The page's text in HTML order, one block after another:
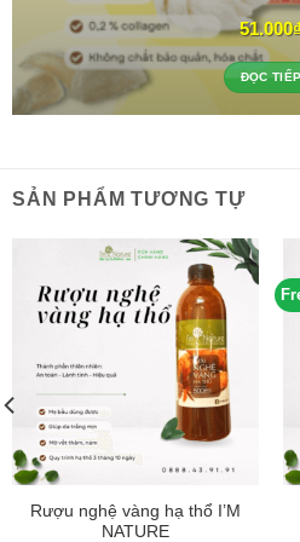
51.000
ĐỌC TIẾP
SẢN PHẨM TƯƠNG TỰ
Rượu nghệ vàng hạ thổ I’M
NATURE